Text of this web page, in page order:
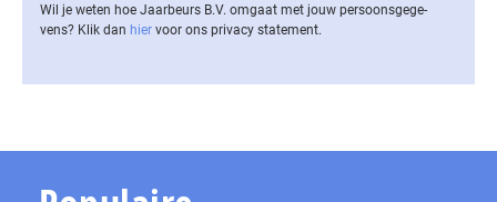
Wil je weten hoe Jaarbeurs B.V. omgaat met jouw per­soons­ge­ge­
vens? Klik dan hier voor ons privacy statement.